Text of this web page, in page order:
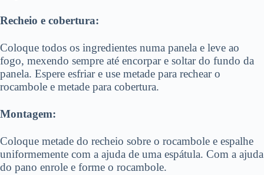
Recheio e cobertura:
Coloque todos os ingredientes numa panela e leve ao
fogo, mexendo sempre até encorpar e soltar do fundo da
panela. Espere esfriar e use metade para rechear o
rocambole e metade para cobertura.
Montagem:
Coloque metade do recheio sobre o rocambole e espalhe
uniformemente com a ajuda de uma espátula. Com a ajuda
do pano enrole e forme o rocambole.